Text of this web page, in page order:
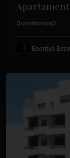
Dormitorios3
Esentya
Centro,
Anterior